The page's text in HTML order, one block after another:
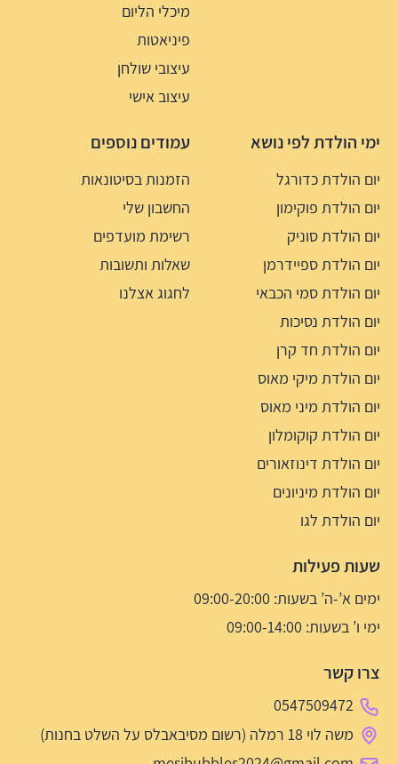
מיכלי הליום
פיניאטות
עיצובי שולחן
עיצוב אישי
ימי הולדת לפי נושא
יום הולדת כדורגל
יום הולדת פוקימון
יום הולדת סוניק
יום הולדת ספיידרמן
יום הולדת סמי הכבאי
יום הולדת נסיכות
יום הולדת חד קרן
יום הולדת מיקי מאוס
יום הולדת מיני מאוס
יום הולדת קוקומלון
יום הולדת דינוזאורים
יום הולדת מיניונים
יום הולדת לגו
עמודים נוספים
הזמנות בסיטונאות
החשבון שלי
רשימת מועדפים
שאלות ותשובות
לחגוג אצלנו
שעות פעילות
ימים א’-ה’ בשעות: 09:00-20:00
ימי ו’ בשעות: 09:00-14:00
צרו קשר
0547509472
משה לוי 18 רמלה (רשום מסיבאבלס על השלט בחנות)